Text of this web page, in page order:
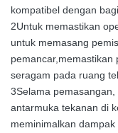
kompatibel dengan
2Untuk memastikan
untuk memasang
pemancar,memastikan
seragam pada ruang
3Selama
antarmuka tekanan di
meminimalkan